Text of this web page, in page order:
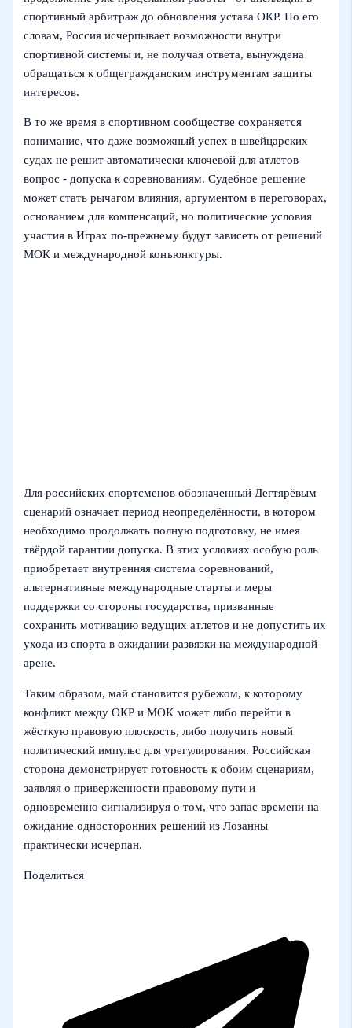
спортивный арбитраж до обновления устава ОКР. По его
словам, Россия исчерпывает возможности внутри
спортивной системы и, не получая ответа, вынуждена
обращаться к общегражданским инструментам защиты
интересов.
В то же время в спортивном сообществе сохраняется
понимание, что даже возможный успех в швейцарских
судах не решит автоматически ключевой для атлетов
вопрос - допуска к соревнованиям. Судебное решение
может стать рычагом влияния, аргументом в переговорах,
основанием для компенсаций, но политические условия
участия в Играх по-прежнему будут зависеть от решений
МОК и международной конъюнктуры.
Для российских спортсменов обозначенный Дегтярёвым
сценарий означает период неопределённости, в котором
необходимо продолжать полную подготовку, не имея
твёрдой гарантии допуска. В этих условиях особую роль
приобретает внутренняя система соревнований,
альтернативные международные старты и меры
поддержки со стороны государства, призванные
сохранить мотивацию ведущих атлетов и не допустить их
ухода из спорта в ожидании развязки на международной
арене.
Таким образом, май становится рубежом, к которому
конфликт между ОКР и МОК может либо перейти в
жёсткую правовую плоскость, либо получить новый
политический импульс для урегулирования. Российская
сторона демонстрирует готовность к обоим сценариям,
заявляя о приверженности правовому пути и
одновременно сигнализируя о том, что запас времени на
ожидание односторонних решений из Лозанны
практически исчерпан.
Поделиться